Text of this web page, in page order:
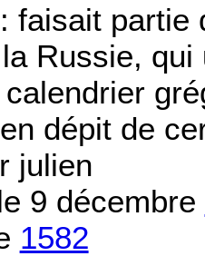
faisait partie
Russie,
dépit de
julien
9 décembre
1582